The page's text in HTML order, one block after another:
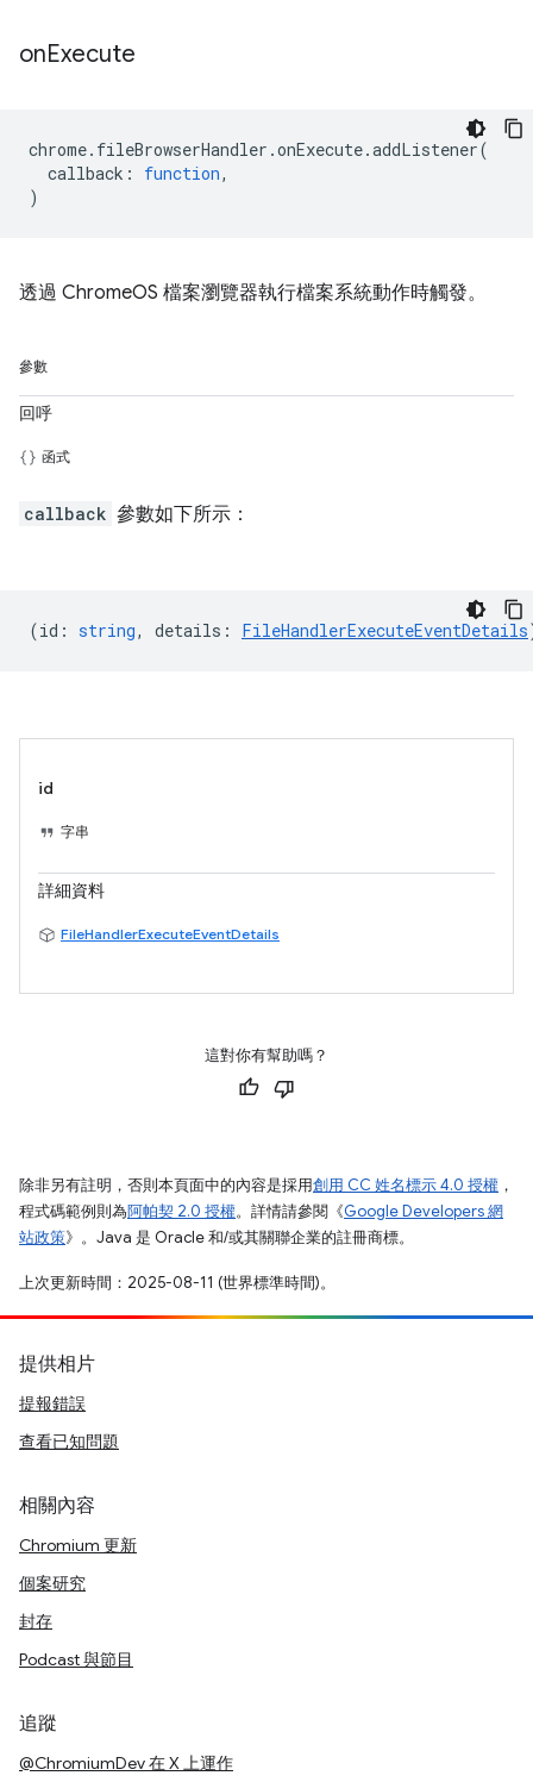
onExecute
chrome. fileBrowserHandler .onExecute.addListener(
callback : function,
)
透過 ChromeOS 檔案瀏覽器執行檔案系統動作時觸發。
參數
回呼
函式
callback 參數如下所示：
(id : string, details : FileHandlerExecuteEventDetails
id
字串
詳細資料
FileHandlerExecuteEventDetails
這對你有幫助嗎？
除非另有註明，否則本頁面中的內容是採用創用 CC 姓名標示 4.0 授權 ，
程式碼範例則為阿帕契 2.0 授權。詳情請參閱《Google Developers 網
站政策》。Java 是 Oracle 和/或其關聯企業的註冊商標。
上次更新時間：2025-08-11 (世界標準時間)。
提供相片
提報錯誤
查看已知問題
相關內容
Chromium 更新
個案研究
封存
Podcast 與節目
追蹤
@ChromiumDev 在 X 上運作